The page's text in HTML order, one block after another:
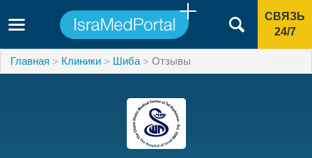
СВЯЗЬ
24/7
Главная Клиники Шиба Отзывы